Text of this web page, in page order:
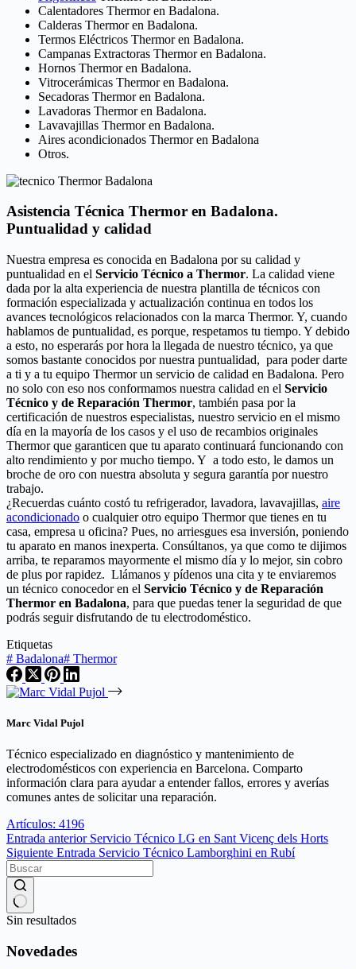
Calentadores Thermor en Badalona.
Calderas Thermor en Badalona.
Termos Eléctricos Thermor en Badalona.
Campanas Extractoras Thermor en Badalona.
Hornos Thermor en Badalona.
Vitrocerámicas Thermor en Badalona.
Secadoras Thermor en Badalona.
Lavadoras Thermor en Badalona.
Lavavajillas Thermor en Badalona.
Aires acondicionados Thermor en Badalona
Otros.
Asistencia Técnica Thermor en Badalona.
Puntualidad y calidad
Nuestra empresa es conocida en Badalona por su calidad y
puntualidad en el Servicio Técnico a Thermor. La calidad viene
dada por la alta experiencia de nuestra plantilla de técnicos con
formación especializada y actualización continua en todos los
avances tecnológicos relacionados con la marca Thermor. Y, cuando
hablamos de puntualidad, es porque, respetamos tu tiempo. Y debido
a esto, no esperarás por hora la llegada de nuestro técnico, ya que
somos bastante conocidos por nuestra puntualidad, para poder darte
a ti y a tu equipo Thermor un servicio de calidad en Badalona. Pero
no solo con eso nos conformamos nuestra calidad en el Servicio
Técnico y de Reparación Thermor, también pasa por la
certificación de nuestros especialistas, nuestro servicio en el mismo
día en la mayoría de los casos y el uso de recambios originales
Thermor que garanticen que tu aparato continuará funcionando con
alto rendimiento y por mucho tiempo. Y a todo esto, le damos un
broche de oro con nuestra absoluta y segura garantía por nuestro
trabajo.
¿Recuerdas cuánto costó tu refrigerador, lavadora, lavavajillas, aire
acondicionado o cualquier otro equipo Thermor que tienes en tu
casa, empresa u oficina? Pues, no arriesgues esa inversión, poniendo
tu aparato en manos inexperta. Consúltanos, ya que como te dijimos
arriba, te reparamos mayormente el mismo día y lo mejor, sin cobro
de plus por rapidez. Llámanos y pídenos una cita y te enviaremos
un técnico conocedor en el Servicio Técnico y de Reparación
Thermor en Badalona, para que puedas tener la seguridad de que
podrás seguir disfrutando de tu electrodoméstico.
Etiquetas
# Badalona# Thermor
Marc Vidal Pujol
Técnico especializado en diagnóstico y mantenimiento de
electrodomésticos con experiencia en Barcelona. Comparto
información clara para ayudar a entender fallos, errores y averías
comunes antes de solicitar una reparación.
Artículos: 4196
Entrada anterior Servicio Técnico LG en Sant Vicenç dels Horts
Siguiente Entrada Servicio Técnico Lamborghini en Rubí
Sin resultados
Novedades